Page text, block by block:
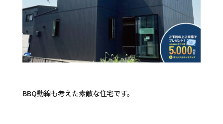
BBQ動線も考えた素敵な住宅です。